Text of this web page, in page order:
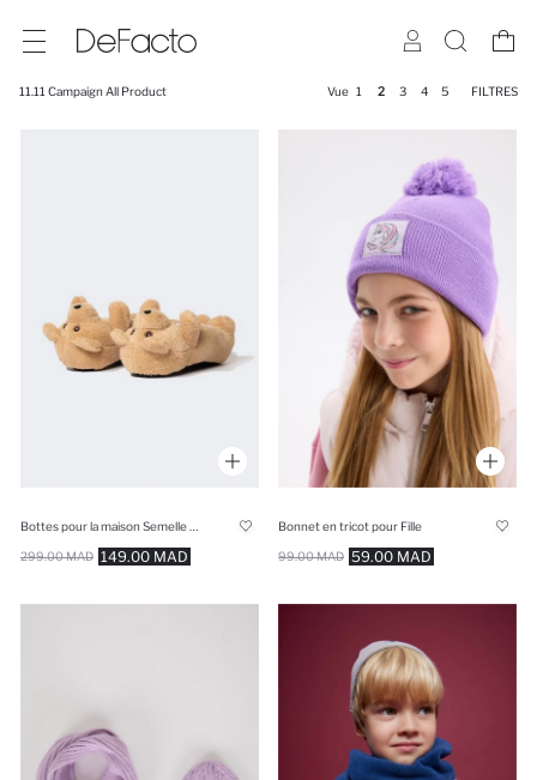
11.11 Campaign All Product Vue 1 2 3 4 5 FILTRES
149.00 MAD
299.00 MAD
Bonnet en tricot pour Fille
59.00 MAD
99.00 MAD